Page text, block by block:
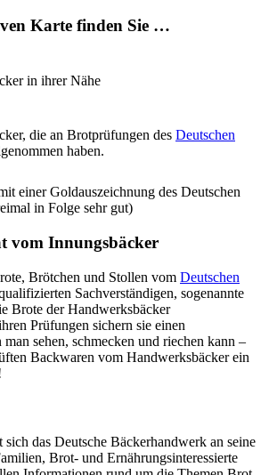
Karte finden Sie …
in ihrer Nähe
die an Brotprüfungen des Deutschen
haben.
einer Goldauszeichnung des Deutschen
in Folge sehr gut)
vom Innungsbäcker
Brötchen und Stollen vom Deutschen
Sachverständigen, sogenannte
Brote der Handwerksbäcker
Prüfungen sichern sie einen
man sehen, schmecken und riechen kann –
Backwaren vom Handwerksbäcker ein
das Deutsche Bäckerhandwerk an seine
Brot- und Ernährungsinteressierte